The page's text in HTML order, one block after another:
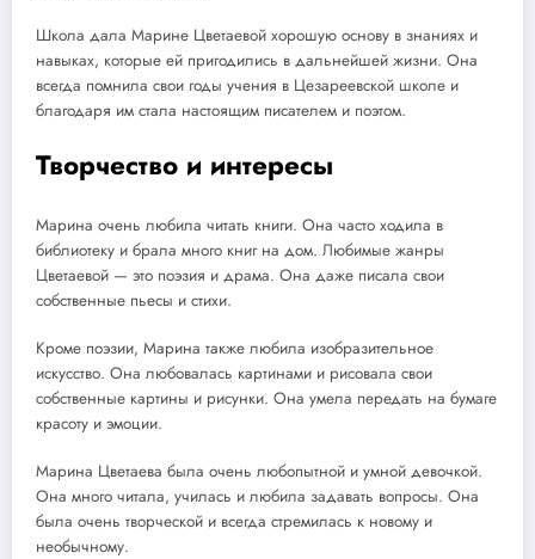
Школа дала Марине Цветаевой хорошую основу в знаниях и
навыках, которые ей пригодились в дальнейшей жизни. Она
всегда помнила свои годы учения в Цезареевской школе и
благодаря им стала настоящим писателем и поэтом.
Творчество и интересы
Марина очень любила читать книги. Она часто ходила в
библиотеку и брала много книг на дом. Любимые жанры
Цветаевой — это поэзия и драма. Она даже писала свои
собственные пьесы и стихи.
Кроме поэзии, Марина также любила изобразительное
искусство. Она любовалась картинами и рисовала свои
собственные картины и рисунки. Она умела передать на бумаге
красоту и эмоции.
Марина Цветаева была очень любопытной и умной девочкой.
Она много читала, училась и любила задавать вопросы. Она
была очень творческой и всегда стремилась к новому и
необычному.